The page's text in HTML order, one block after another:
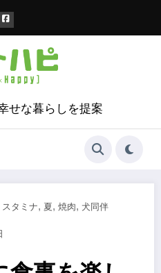
せな暮らしを提案
スタミナ, 夏, 焼肉, 犬同伴